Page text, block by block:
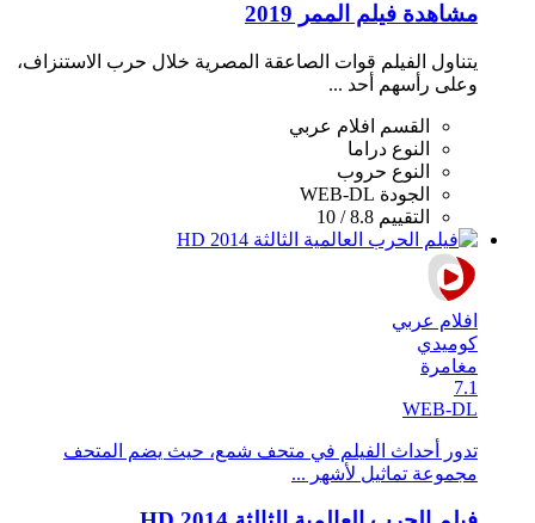
مشاهدة فيلم الممر 2019
يتناول الفيلم قوات الصاعقة المصرية خلال حرب الاستنزاف،
وعلى رأسهم أحد ...
القسم
افلام عربي
النوع دراما
النوع حروب
الجودة WEB-DL
التقييم 8.8 / 10
افلام عربي
كوميدي
مغامرة
7.1
WEB-DL
تدور أحداث الفيلم في متحف شمع، حيث يضم المتحف
مجموعة تماثيل لأشهر ...